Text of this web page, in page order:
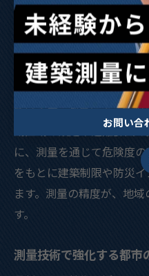
が、実効的な防災につな
建築測量が支える調布
調布市では、建築測量が災
ています。測量によって
戒区域の設定や避難計画
に、測量を通じて危険度
をもとに建築制限や防災
ます。測量の精度が、地
す。
測量技術で強化する都市
お問い合
お問い合